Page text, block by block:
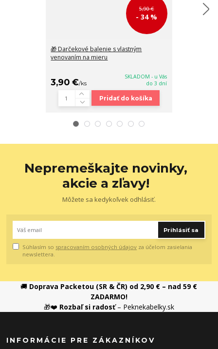
5,90 €
- 34 %
🎁 Darčekové balenie s vlastným
venovaním na mieru
3,90 €/ks
SKLADOM - u Vás
do 3 dní
Pridať do košíka
Nepremeškajte novinky,
akcie a zľavy!
Môžete sa kedykoľvek odhlásiť.
Prihlásiť sa
Súhlasím so spracovaním osobných údajov za účelom zasielania
newslettera.
🚚 Doprava Packetou (SR & ČR) od 2,90 € – nad 59 €
ZADARMO!
🎁❤️ Rozbaľ si radosť– Peknekabelky.sk
INFORMÁCIE PRE ZÁKAZNÍKOV